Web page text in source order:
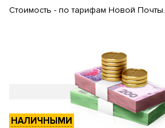
Стоимость - по тарифам Новой Почты.
НАЛИЧНЫМИ